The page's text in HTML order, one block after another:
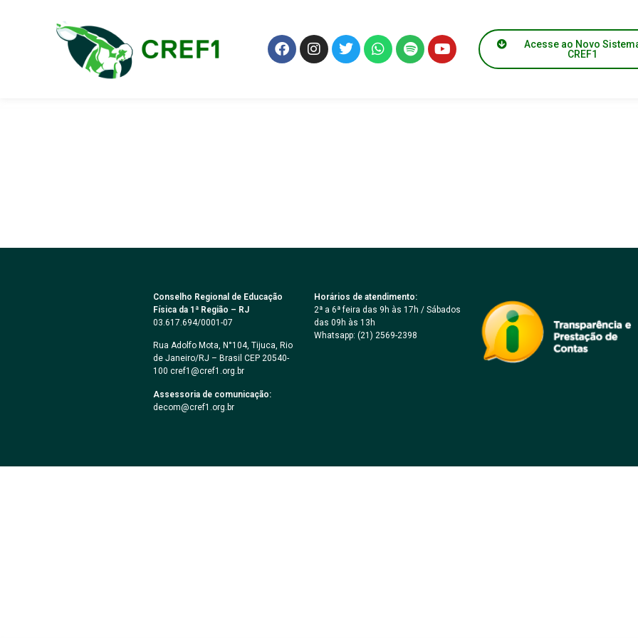
Acesse ao Novo
CREF1
Revista Final
Conselho Regional de Educação
Física da 1ª Região – RJ
03.617.694/0001-07
Rua Adolfo Mota, N°104, Tijuca, Rio
de Janeiro/RJ – Brasil CEP 20540-
100 cref1@cref1.org.br
Assessoria de comunicação:
decom@cref1.org.br
Horários de atendimento:
2ª a 6ª feira das 9h às 17h / Sábados
das 09h às 13h
Whatsapp: (21) 2569-2398